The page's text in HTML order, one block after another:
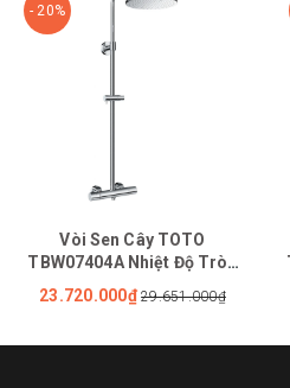
- 20%
Vòi Sen Cây TOTO
TBW07404A Nhiệt Độ Tròn
200mm Dòng G
23.720.000₫ 29.651.000₫